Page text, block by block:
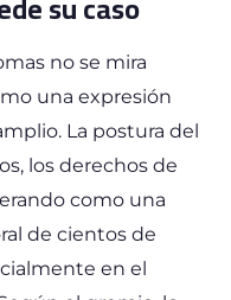
no se mira
una expresión
La postura del
los derechos de
como una
de cientos de
en el